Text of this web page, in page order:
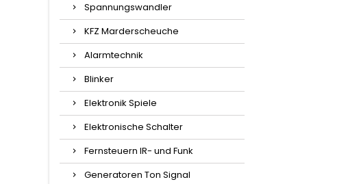
Spannungswandler
KFZ Marderscheuche
Alarmtechnik
Blinker
Elektronik Spiele
Elektronische Schalter
Fernsteuern IR- und Funk
Generatoren Ton Signal